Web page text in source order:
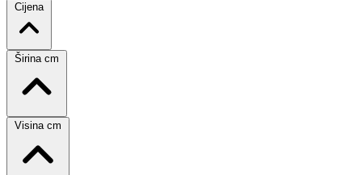
Cijena
Širina cm
Visina cm